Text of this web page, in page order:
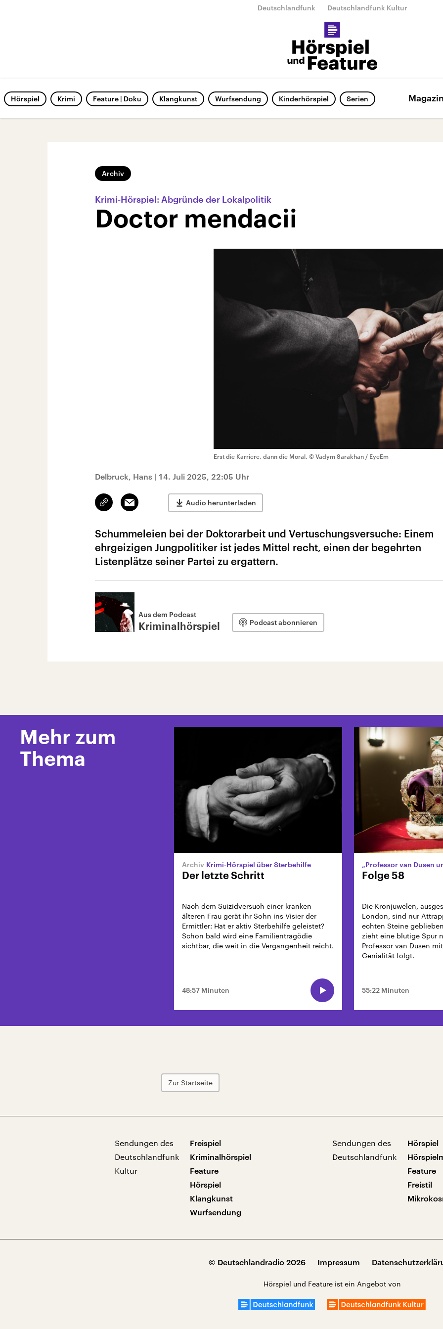
Deutschlandfunk Deutschlandfunk Kultur
Hörspiel Krimi Feature | Doku Klangkunst Wurfsendung Kinderhörspiel Serien Magazin
Archiv
Krimi-Hörspiel: Abgründe der Lokalpolitik
Doctor mendacii
Erst die Karriere, dann die Moral. © Vadym Sarakhan / EyeEm
Delbruck, Hans | 14. Juli 2025, 22:05 Uhr
Link
kopieren/teilen
Email Audio herunterladen
Schummeleien bei der Doktorarbeit und Vertuschungsversuche: Einem
ehrgeizigen Jungpolitiker ist jedes Mittel recht, einen der begehrten
Listenplätze seiner Partei zu ergattern.
Aus dem Podcast
Kriminalhörspiel Podcast abonnieren
Mehr zum
Thema
Krimi-Hörspiel über Sterbehilfe
Der letzte Schritt
Nach dem Suizidversuch einer kranken
älteren Frau gerät ihr Sohn ins Visier der
Ermittler: Hat er aktiv Sterbehilfe geleistet?
Schon bald wird eine Familientragödie
sichtbar, die weit in die Vergangenheit reicht.
48:57 Minuten
„Professor van Dusen
Folge 58
Die Kronjuwelen,
London, sind nur
echten Steine
zieht eine blutige Spur
Professor van Dusen
Genialität folgt.
55:22 Minuten
Zur Startseite
Sendungen des
Deutschlandfunk
Kultur
Freispiel
Kriminalhörspiel
Feature
Hörspiel
Klangkunst
Wurfsendung
Sendungen des
Deutschlandfunk
Hörspiel
Feature
Freistil
© Deutschlandradio 2026 Impressum
Hörspiel und Feature ist ein Angebot von